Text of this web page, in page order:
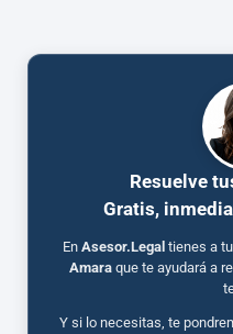
Resuelve
Gratis,
En Asesor.Legal tienes a
Amaraque te ayudará a
Y si lo necesitas, te